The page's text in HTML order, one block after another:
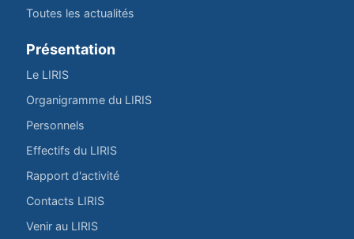
Toutes les actualités
Présentation
Le LIRIS
Organigramme du LIRIS
Personnels
Effectifs du LIRIS
Rapport d'activité
Contacts LIRIS
Venir au LIRIS